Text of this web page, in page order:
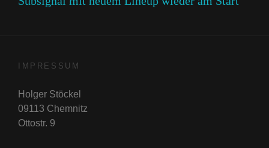
IMPRESSUM
Holger Stöckel
09113 Chemnitz
Ottostr. 9